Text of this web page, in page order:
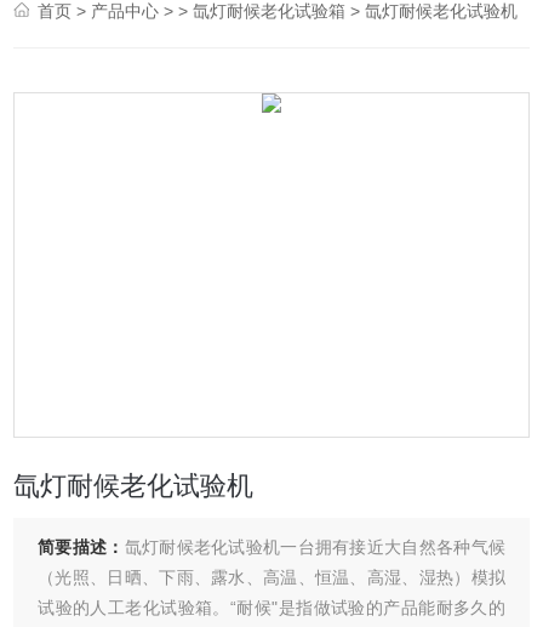
首页 > 产品中心 > >氙灯耐候老化试验箱 > 氙灯耐候老化试验机
氙灯耐候老化试验机
简要描述： 氙灯耐候老化试验机一台拥有接近大自然各种气候
（光照、日晒、下雨、露水、高温、恒温、高湿、湿热）模拟
试验的人工老化试验箱。“耐候"是指做试验的产品能耐多久的